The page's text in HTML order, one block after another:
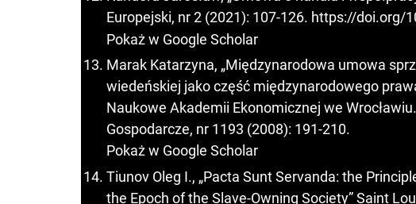
Europejski, nr 2 (2021): 107-126. https://doi.org/
Pokaż w Google Scholar
Marak Katarzyna, „Międzynarodowa umowa
wiedeńskiej jako część międzynarodowego
Naukowe Akademii Ekonomicznej we
Gospodarcze, nr 1193 (2008): 191-210.
Pokaż w Google Scholar
Tiunov Oleg I., „Pacta Sunt Servanda: the
the Epoch of the Slave-Owning Society” Saint